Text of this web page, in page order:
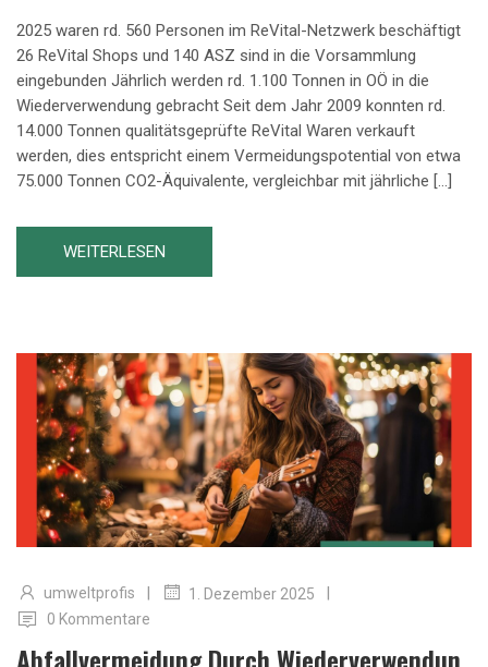
2025 waren rd. 560 Personen im ReVital-Netzwerk beschäftigt
26 ReVital Shops und 140 ASZ sind in die Vorsammlung
eingebunden Jährlich werden rd. 1.100 Tonnen in OÖ in die
Wiederverwendung gebracht Seit dem Jahr 2009 konnten rd.
14.000 Tonnen qualitätsgeprüfte ReVital Waren verkauft
werden, dies entspricht einem Vermeidungspotential von etwa
75.000 Tonnen CO2-Äquivalente, vergleichbar mit jährliche […]
WEITERLESEN
umweltprofis 1. Dezember 2025
0 Kommentare